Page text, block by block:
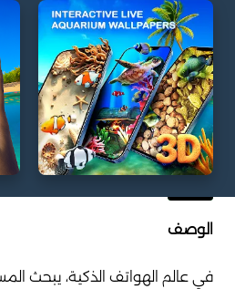
الوصف
في عالم الهواتف الذكية، يبحث